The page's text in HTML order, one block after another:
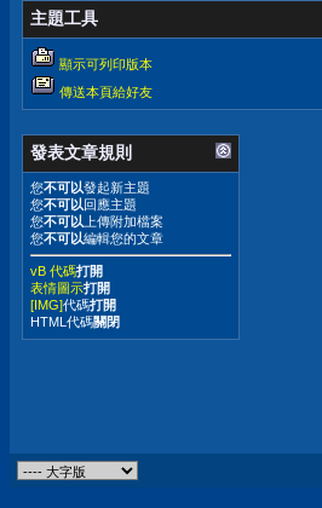
主題工具
顯示可列印版本
傳送本頁給好友
發表文章規則
您不可以發起新主題
您不可以回應主題
您不可以 上傳附加檔案
您不可以編輯您的文章
vB 代碼打開
表情圖示打開
[IMG]代碼打開
HTML代碼關閉